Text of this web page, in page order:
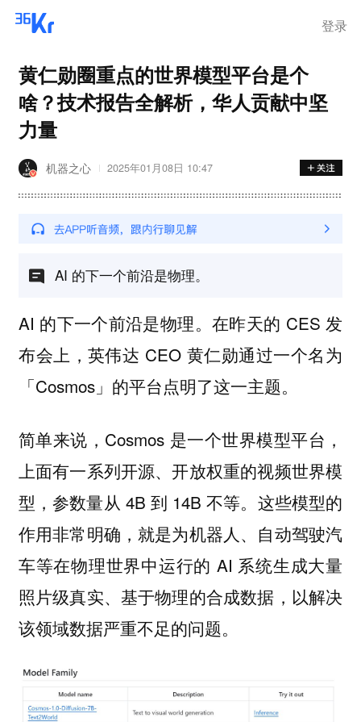
登录
黄仁勋圈重点的世界模型平台是个
啥？技术报告全解析，华人贡献中坚
力量
机器之心 2025年01月08日 10:47
AI 的下一个前沿是物理。
AI 的下一个前沿是物理。在昨天的 CES 发
布会上，英伟达 CEO 黄仁勋通过一个名为
「Cosmos」的平台点明了这一主题。
简单来说，Cosmos 是一个世界模型平台，
上面有一系列开源、开放权重的视频世界模
型，参数量从 4B 到 14B 不等。这些模型的
作用非常明确，就是为机器人、自动驾驶汽
车等在物理世界中运行的 AI 系统生成大量
照片级真实、基于物理的合成数据，以解决
该领域数据严重不足的问题。